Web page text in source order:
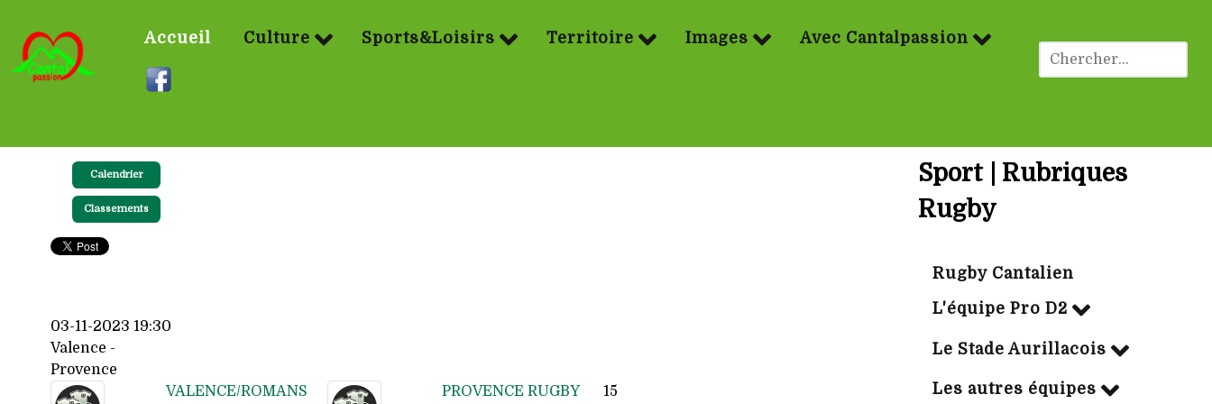
Accueil Culture Sports&Loisirs Territoire Images Avec Cantalpassion
Calendrier
Classements
03-11-2023 19:30
Valence -
Provence
VALENCE/ROMANS
PROVENCE RUGBY 15
Sport | Rubriques
Rugby
Rugby Cantalien
L'équipe Pro D2
Le Stade Aurillacois
Les autres équipes